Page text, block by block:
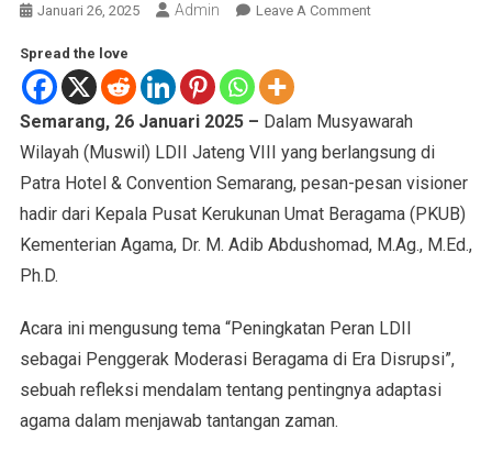
Januari 26, 2025 Admin Leave A Comment
Spread the love
Semarang, 26 Januari 2025 – Dalam Musyawarah
Wilayah (Muswil) LDII Jateng VIII yang berlangsung di
Patra Hotel & Convention Semarang, pesan-pesan visioner
hadir dari Kepala Pusat Kerukunan Umat Beragama (PKUB)
Kementerian Agama, Dr. M. Adib Abdushomad, M.Ag., M.Ed.,
Ph.D.
Acara ini mengusung tema “Peningkatan Peran LDII
sebagai Penggerak Moderasi Beragama di Era Disrupsi”,
sebuah refleksi mendalam tentang pentingnya adaptasi
agama dalam menjawab tantangan zaman.